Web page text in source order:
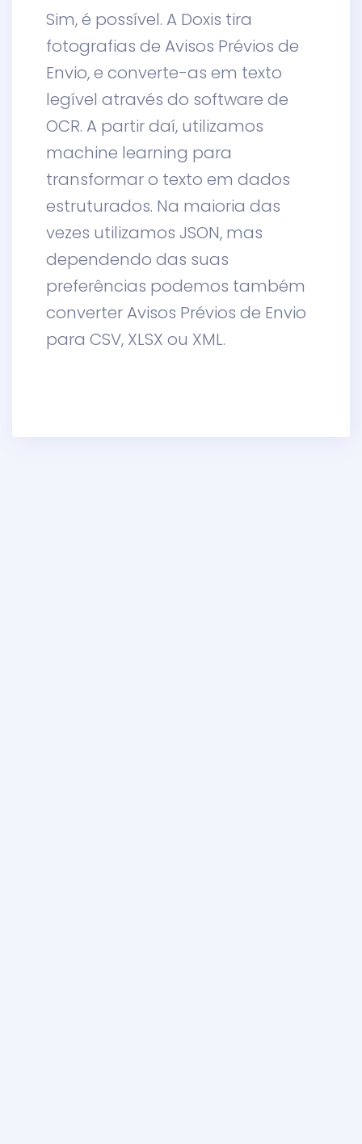
Sim, é possível. A Doxis tira
fotografias de Avisos Prévios de
Envio, e converte-as em texto
legível através do software de
OCR. A partir daí, utilizamos
machine learning para
transformar o texto em dados
estruturados. Na maioria das
vezes utilizamos JSON, mas
dependendo das suas
preferências podemos também
converter Avisos Prévios de Envio
para CSV, XLSX ou XML.